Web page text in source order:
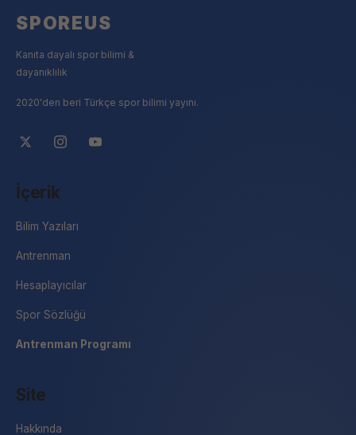
SPOREUS
Kanıta dayalı spor bilimi &
dayanıklılık
2020'den beri Türkçe spor bilimi yayını.
İçerik
Bilim Yazıları
Antrenman
Hesaplayıcılar
Spor Sözlüğü
Antrenman Programı
Site
Hakkında